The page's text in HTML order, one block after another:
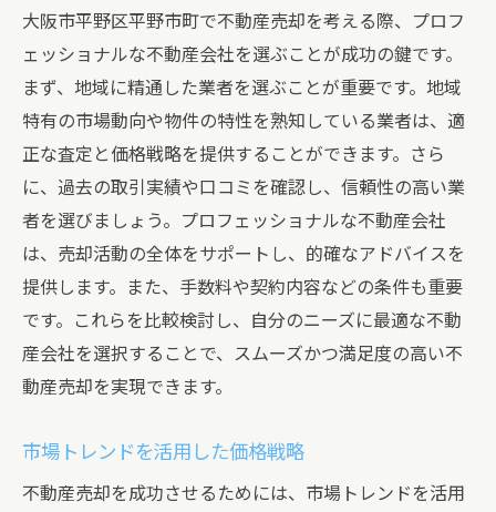
大阪市平野区平野市町で不動産売却を考える際、プロフ
ェッショナルな不動産会社を選ぶことが成功の鍵です。
まず、地域に精通した業者を選ぶことが重要です。地域
特有の市場動向や物件の特性を熟知している業者は、適
正な査定と価格戦略を提供することができます。さら
に、過去の取引実績や口コミを確認し、信頼性の高い業
者を選びましょう。プロフェッショナルな不動産会社
は、売却活動の全体をサポートし、的確なアドバイスを
提供します。また、手数料や契約内容などの条件も重要
です。これらを比較検討し、自分のニーズに最適な不動
産会社を選択することで、スムーズかつ満足度の高い不
動産売却を実現できます。
市場トレンドを活用した価格戦略
不動産売却を成功させるためには、市場トレンドを活用